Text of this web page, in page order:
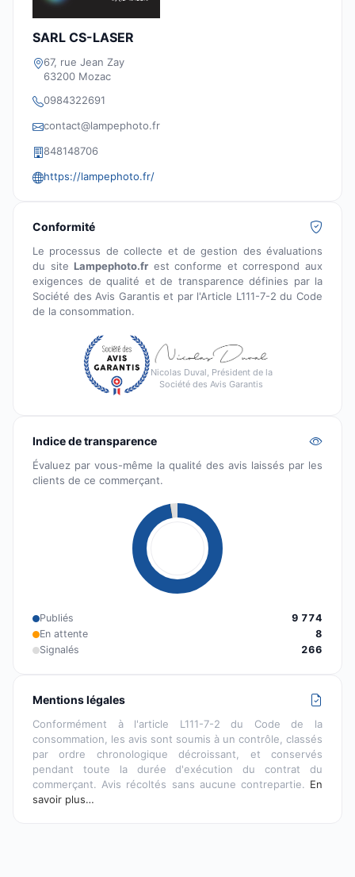
SARL CS-LASER
67, rue Jean Zay
63200 Mozac
0984322691
contact@lampephoto.fr
848148706
https://lampephoto.fr/
Conformité
Le processus de collecte et de gestion des évaluations
du siteLampephoto.fr est conforme et correspond aux
exigences de qualité et de transparence définies par la
Société des Avis Garantis et par l'Article L111-7-2 du Code
de la consommation.
Nicolas Duval, Président de la
Société des Avis Garantis
Indice de transparence
Évaluez par vous-même la qualité des avis laissés par les
clients de ce commerçant.
Publiés
9 774
En attente
8
Signalés
266
Mentions légales
Conformément à l'article L111-7-2 du Code de la
consommation, les avis sont soumis à un contrôle, classés
par ordre chronologique décroissant, et conservés
pendant toute la durée d'exécution du contrat du
commerçant. Avis récoltés sans aucune contrepartie. En
savoir plus…